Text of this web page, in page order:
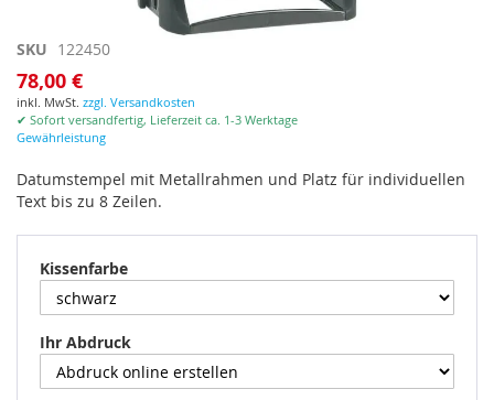
Zum
Anfang
der
Bildgalerie
springen
SKU 122450
78,00 €
inkl. MwSt. zzgl. Versandkosten
✔ Sofort versandfertig, Lieferzeit ca. 1-3 Werktage
Gewährleistung
Datumstempel mit Metallrahmen und Platz für individuellen
Text bis zu 8 Zeilen.
Kissenfarbe
Ihr Abdruck